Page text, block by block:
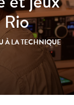
À LA TECHNIQUE